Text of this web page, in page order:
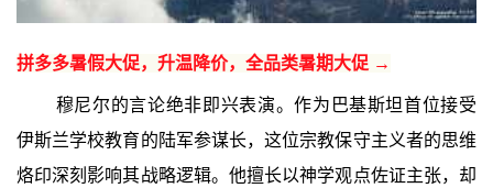
拼多多暑假大促，升温降价，全品类暑期大促 →
穆尼尔的言论绝非即兴表演。作为巴基斯坦首位接受
伊斯兰学校教育的陆军参谋长，这位宗教保守主义者的思维
烙印深刻影响其战略逻辑。他擅长以神学观点佐证主张，却